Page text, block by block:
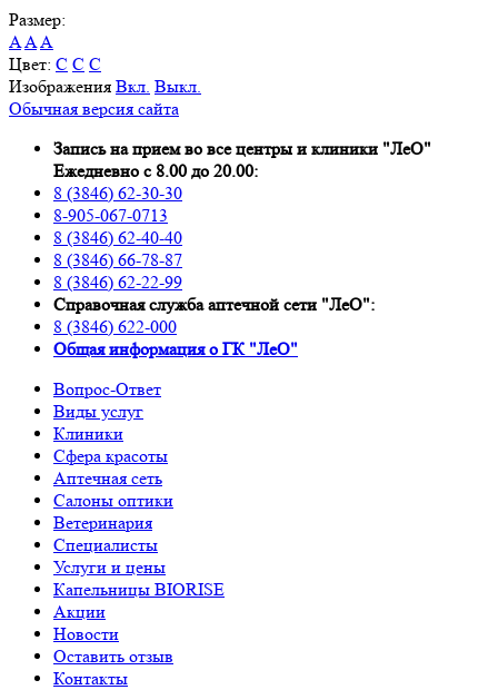
Размер:
AAA
Цвет: C C C
Изображения Вкл. Выкл.
Обычная версия сайта
Запись на прием во все центры и клиники "ЛеО"
Ежедневно с 8.00 до 20.00:
8 (3846) 62-30-30
8-905-067-0713
8 (3846) 62-40-40
8 (3846) 66-78-87
8 (3846) 62-22-99
Справочная служба аптечной сети "ЛеО":
8 (3846) 622-000
Oбщая информация о ГК "ЛеО"
Вопрос-Ответ
Виды услуг
Клиники
Сфера красоты
Аптечная сеть
Салоны оптики
Ветеринария
Специалисты
Услуги и цены
Капельницы BIORISE
Акции
Новости
Оставить отзыв
Контакты